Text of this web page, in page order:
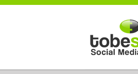
Direkt zum Inhalt